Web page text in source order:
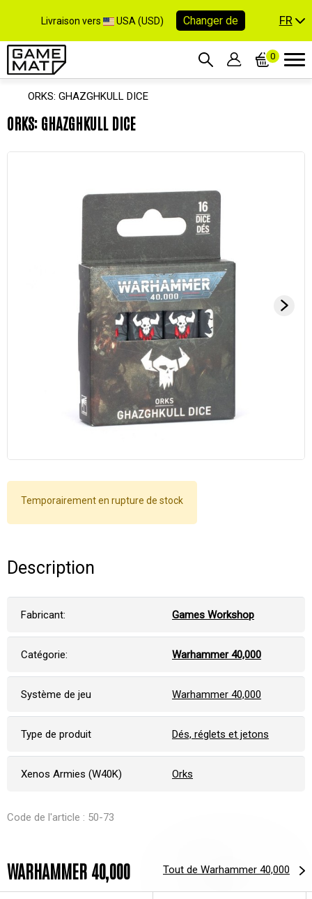
Livraison vers USA (USD) Changer de FR
0
ORKS: GHAZGHKULL DICE
ORKS: GHAZGHKULL DICE
Temporairement en rupture de stock
Description
Fabricant: Games Workshop
Catégorie: Warhammer 40,000
Système de jeu Warhammer 40,000
Type de produit Dés, réglets et jetons
Xenos Armies (W40K) Orks
Code de l'article : 50-73
WARHAMMER 40,000 Tout de Warhammer 40,000